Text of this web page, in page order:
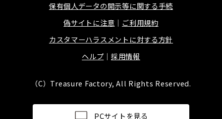
保有個人データの開示等に関する手続
偽サイトに注意
ご利用規約
カスタマーハラスメントに対する方針
ヘルプ
採用情報
（C）Treasure Factory, All Rights Reserved.
PCサイトを見る